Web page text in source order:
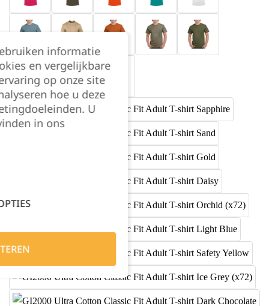
informatie
en vergelijkbare
op onze site
hoe u deze
U
in ons